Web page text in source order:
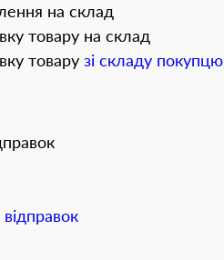
на склад
товару на склад
товару зі складу покупцю
відправок